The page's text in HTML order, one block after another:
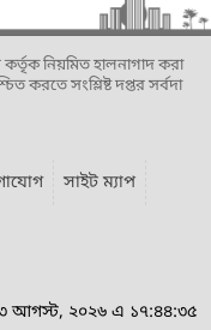
নিয়মিত হালনাগাদ করা
করতে সংশ্লিষ্ট দপ্তর সর্বদা
সাইট ম্যাপ
৩ আগস্ট, ২০২৬ এ ১৭:৪৪:৩৫